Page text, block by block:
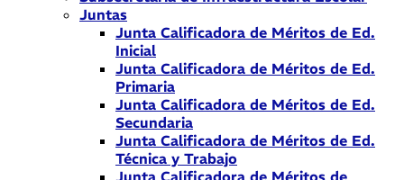
Juntas
Junta Calificadora de Méritos de Ed.
Inicial
Junta Calificadora de Méritos de Ed.
Primaria
Junta Calificadora de Méritos de Ed.
Secundaria
Junta Calificadora de Méritos de Ed.
Técnica y Trabajo
Junta Calificadora de Méritos de